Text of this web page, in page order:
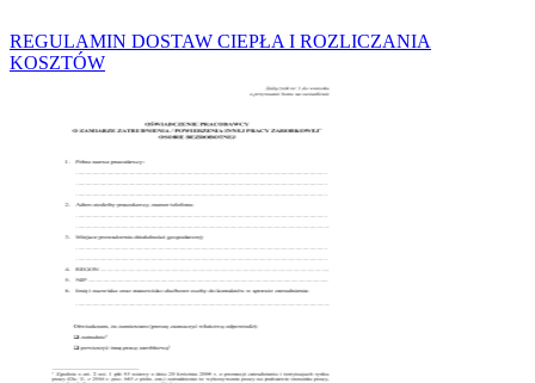
REGULAMIN DOSTAW CIEPŁA I ROZLICZANIA
KOSZTÓW